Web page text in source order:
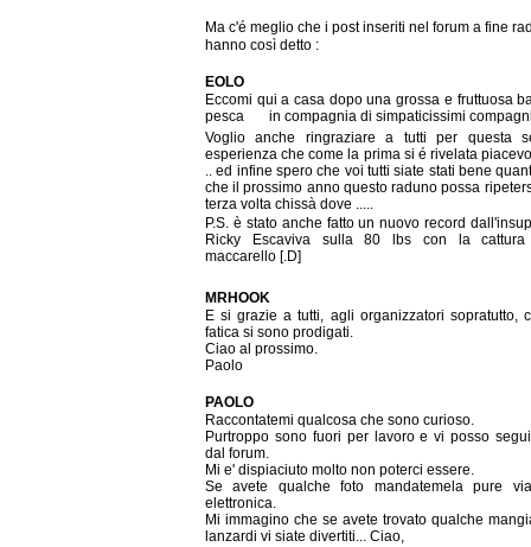
Ma c'é meglio che i post inseriti nel forum a fine
hanno così detto :
EOLO
Eccomi qui a casa dopo una grossa e fruttuosa
pesca
in compagnia di simpaticissimi
Voglio anche ringraziare a tutti per questa
esperienza che come la prima si é rivelata
.. ed infine spero che voi tutti siate stati bene
che il prossimo anno questo raduno possa
terza volta chissà dove .....
P.S. è stato anche fatto un nuovo record
Ricky Escaviva sulla 80 lbs con la
maccarello [.D]
MRHOOK
E si grazie a tutti, agli organizzatori sopratutto,
fatica si sono prodigati.
Ciao al prossimo.
Paolo
PAOLO
Raccontatemi qualcosa che sono curioso.
Purtroppo sono fuori per lavoro e vi posso
dal forum.
Mi e' dispiaciuto molto non poterci essere.
Se avete qualche foto mandatemela pure
elettronica.
Mi immagino che se avete trovato qualche
lanzardi vi siate divertiti... Ciao,